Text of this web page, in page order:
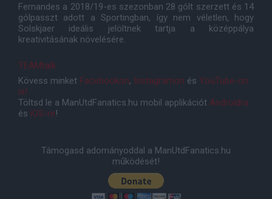
Fernandes a 2018/19-es szezonban 28 gólt szerzett és 14
gólpasszt adott a Sportingban, így nem véletlen, hogy
Solskjaer ideális jelöltnek tartja a középpálya
kreativitásának növelésére.
TEAMtalk
Kövess minket Facebookon, Instagramon és YouTube-on
is!
Töltsd le a ManUtdFanatics.hu mobil applikációt Androidra
és iOS-re!
Támogasd adományoddal a ManUtdFanatics.hu
működését!